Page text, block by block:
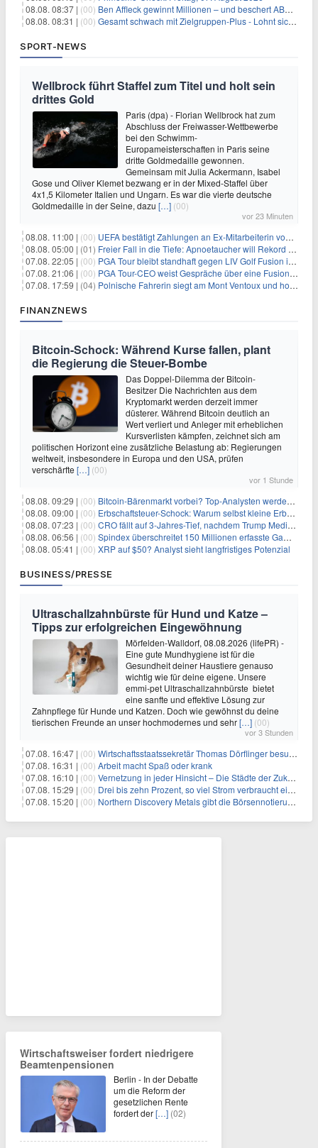
08.08. 08:37 | (00) Ben Affleck gewinnt Millionen – und beschert ABC Top-Quoten
08.08. 08:31 | (00) Gesamt schwach mit Zielgruppen-Plus - Lohnt sich First Dates Hotel doch?
SPORT-NEWS
Wellbrock führt Staffel zum Titel und holt sein
drittes Gold
Paris (dpa) - Florian Wellbrock hat zum
Abschluss der Freiwasser-Wettbewerbe
bei den Schwimm-
Europameisterschaften in Paris seine
dritte Goldmedaille gewonnen.
Gemeinsam mit Julia Ackermann, Isabel
Gose und Oliver Klemet bezwang er in der Mixed-Staffel über
4x1,5 Kilometer Italien und Ungarn. Es war die vierte deutsche
Goldmedaille in der Seine, dazu […] (00)
vor 23 Minuten
08.08. 11:00 | (00) UEFA bestätigt Zahlungen an Ex-Mitarbeiterin von Infantino
08.08. 05:00 | (01) Freier Fall in die Tiefe: Apnoetaucher will Rekord brechen
07.08. 22:05 | (00) PGA Tour bleibt standhaft gegen LIV Golf Fusion in einem sich wandelnden Sportumfeld
07.08. 21:06 | (00) PGA Tour-CEO weist Gespräche über eine Fusion mit LIV Golf zurück und bekräftigt die Wettbewerbslandschaft
07.08. 17:59 | (04) Polnische Fahrerin siegt am Mont Ventoux und holt Tour-Gelb
FINANZNEWS
Bitcoin-Schock: Während Kurse fallen, plant
die Regierung die Steuer-Bombe
Das Doppel-Dilemma der Bitcoin-
Besitzer Die Nachrichten aus dem
Kryptomarkt werden derzeit immer
düsterer. Während Bitcoin deutlich an
Wert verliert und Anleger mit erheblichen
Kursverlisten kämpfen, zeichnet sich am
politischen Horizont eine zusätzliche Belastung ab: Regierungen
weltweit, insbesondere in Europa und den USA, prüfen
verschärfte […] (00)
vor 1 Stunde
08.08. 09:29 | (00) Bitcoin-Bärenmarkt vorbei? Top-Analysten werden optimistisch, aber die Geschichte sagt etwas anderes
08.08. 09:00 | (00) Erbschaftsteuer-Schock: Warum selbst kleine Erbschaften den Fiskus Millionen kosten
08.08. 07:23 | (00) CRO fällt auf 3-Jahres-Tief, nachdem Trump Media zwei große Crypto.com-Deals storniert
08.08. 06:56 | (00) Spindex überschreitet 150 Millionen erfasste Gaming-Ereignisse in Echtzeit-Datenpipeline
08.08. 05:41 | (00) XRP auf $50? Analyst sieht langfristiges Potenzial
BUSINESS/PRESSE
Ultraschallzahnbürste für Hund und Katze –
Tipps zur erfolgreichen Eingewöhnung
Mörfelden-Walldorf, 08.08.2026 (lifePR) -
Eine gute Mundhygiene ist für die
Gesundheit deiner Haustiere genauso
wichtig wie für deine eigene. Unsere
emmi-pet Ultraschallzahnbürste bietet
eine sanfte und effektive Lösung zur
Zahnpflege für Hunde und Katzen. Doch wie gewöhnst du deine
tierischen Freunde an unser hochmodernes und sehr[…] (00)
vor 3 Stunden
07.08. 16:47 | (00) Wirtschaftsstaatssekretär Thomas Dörflinger besucht Handwerksbetrieb im Kammerbezirk Freiburg
07.08. 16:31 | (00) Arbeit macht Spaß oder krank
07.08. 16:10 | (00) Vernetzung in jeder Hinsicht – Die Städte der Zukunft sind grün-blau
07.08. 15:29 | (00) Drei bis zehn Prozent, so viel Strom verbraucht ein Aufzug im Gebäude
07.08. 15:20 | (00) Northern Discovery Metals gibt die Börsennotierung an der Frankfurter Wertpapierbörse bekannt
Wirtschaftsweiser fordert niedrigere
Beamtenpensionen
Berlin - In der Debatte
um die Reform der
gesetzlichen Rente
fordert der[…] (02)